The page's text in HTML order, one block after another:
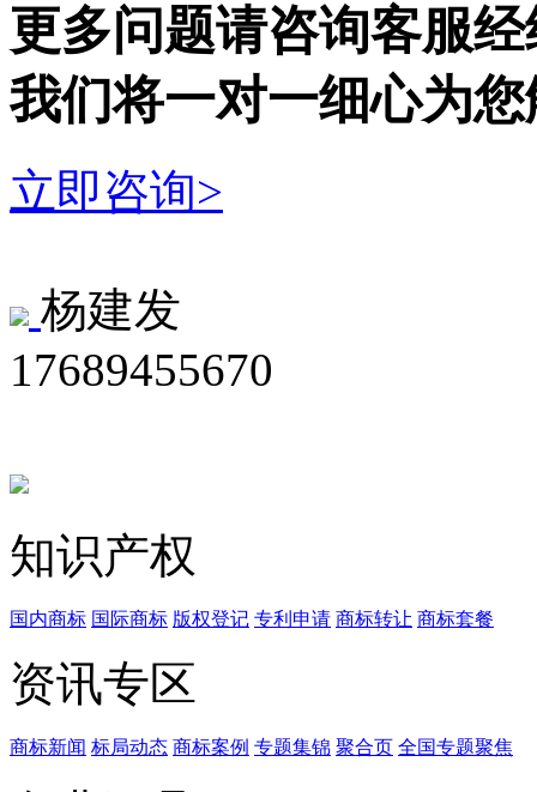
更多问题请咨询客服
我们将一对一细心为
立即咨询>
杨建发
17689455670
知识产权
国内商标 国际商标 版权登记 专利申请 商标转让 商标套餐
资讯专区
商标新闻 标局动态 商标案例 专题集锦 聚合页 全国专题聚焦